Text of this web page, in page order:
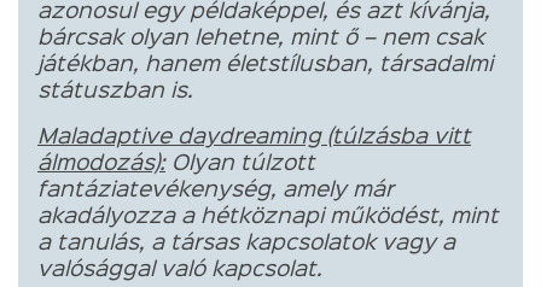
azonosul egy példaképpel, és azt kívánja,
bárcsak olyan lehetne, mint ő – nem csak
játékban, hanem életstílusban, társadalmi
státuszban is.
Maladaptive daydreaming (túlzásba vitt
álmodozás):Olyan túlzott
fantáziatevékenység, amely már
akadályozza a hétköznapi működést, mint
a tanulás, a társas kapcsolatok vagy a
valósággal való kapcsolat.